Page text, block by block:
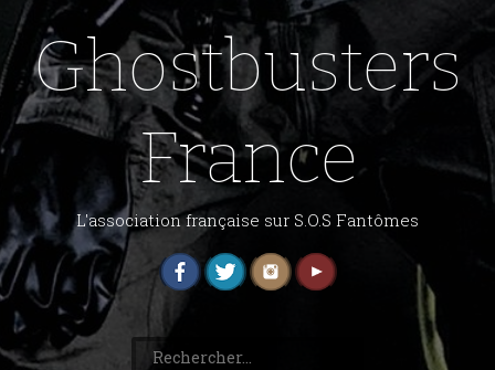
Ghostbusters
France
L'association française sur S.O.S Fantômes
Rechercher :